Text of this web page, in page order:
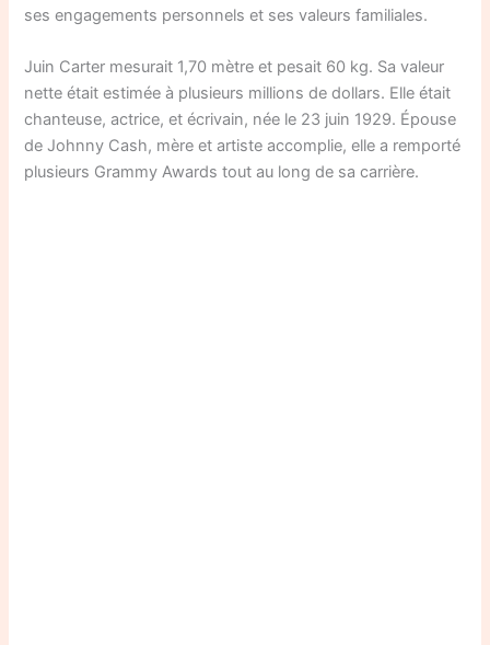
ses engagements personnels et ses valeurs familiales.
Juin Carter mesurait 1,70 mètre et pesait 60 kg. Sa valeur
nette était estimée à plusieurs millions de dollars. Elle était
chanteuse, actrice, et écrivain, née le 23 juin 1929. Épouse
de Johnny Cash, mère et artiste accomplie, elle a remporté
plusieurs Grammy Awards tout au long de sa carrière.